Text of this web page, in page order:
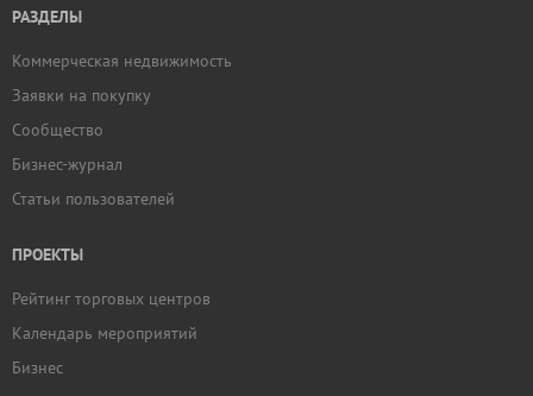
РАЗДЕЛЫ
Коммерческая недвижимость
Заявки на покупку
Сообщество
Бизнес-журнал
Статьи пользователей
ПРОЕКТЫ
Рейтинг торговых центров
Календарь мероприятий
Бизнес